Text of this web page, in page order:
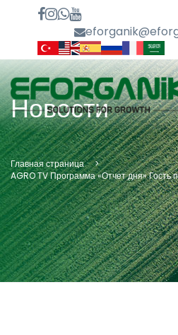
Новости
Главная страница
AGRO TV Программа «Отчет дня» Гость